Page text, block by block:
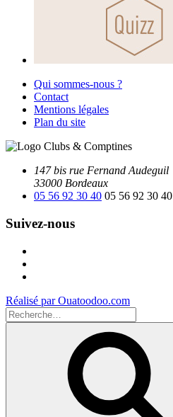
Qui sommes-nous ?
Contact
Mentions légales
Plan du site
147 bis rue Fernand Audeguil
33000 Bordeaux
05 56 92 30 40 05 56 92 30 40
Suivez-nous
Réalisé par Ouatoodoo.com
Recherche
pour